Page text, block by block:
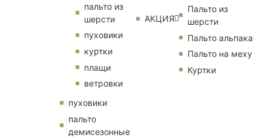
пальто из
шерсти
пуховики
куртки
плащи
ветровки
пуховики
пальто
демисезонные
АКЦИЯ
Пальто из
шерсти
Пальто альпака
Пальто на меху
Куртки